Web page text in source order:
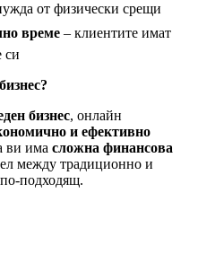
от физически срещи
време – клиентите имат
си
бизнес, онлайн
и ефективно
ви има сложна финансова
между традиционно и
подходящ.